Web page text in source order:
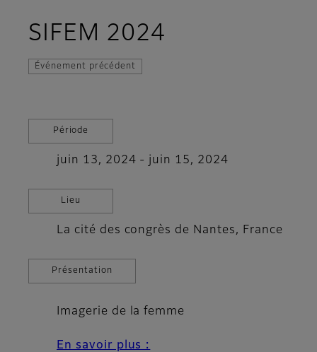
SIFEM 2024
Événement précédent
Période
juin 13, 2024 - juin 15, 2024
Lieu
La cité des congrès de Nantes, France
Présentation
Imagerie de la femme
En savoir plus :